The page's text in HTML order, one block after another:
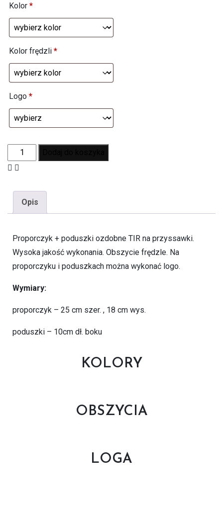
Kolor *
Kolor frędzli *
Logo *
Opis
Proporczyk + poduszki ozdobne TIR na przyssawki.
Wysoka jakość wykonania. Obszycie frędzle. Na
proporczyku i poduszkach można wykonać logo.
Wymiary:
proporczyk – 25 cm szer. , 18 cm wys.
poduszki – 10cm dł. boku
KOLORY
OBSZYCIA
LOGA